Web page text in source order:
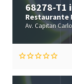
68278-
Restaurante